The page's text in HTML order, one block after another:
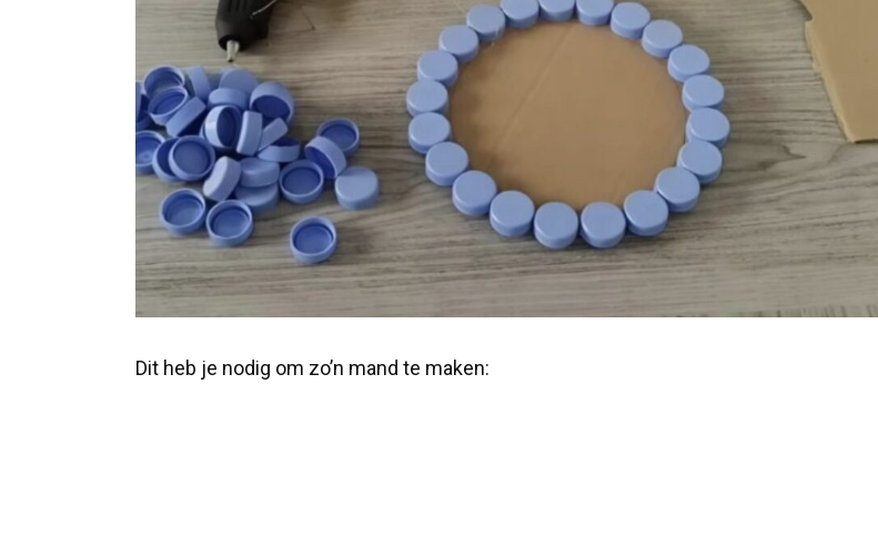
Dit heb je nodig om zo’n mand te maken: